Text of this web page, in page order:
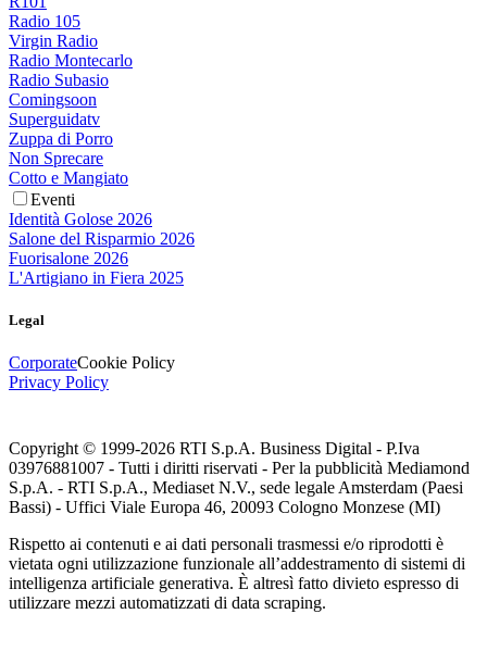
Radio 105
Virgin Radio
Radio Montecarlo
Radio Subasio
Comingsoon
Superguidatv
Zuppa di Porro
Non Sprecare
Cotto e Mangiato
Eventi
Identità Golose 2026
Salone del Risparmio 2026
Fuorisalone 2026
L'Artigiano in Fiera 2025
Legal
CorporateCookie Policy
Privacy Policy
Copyright © 1999-2026 RTI S.p.A. Business Digital - P.Iva
03976881007 - Tutti i diritti riservati - Per la pubblicità Mediamond
S.p.A. - RTI S.p.A., Mediaset N.V., sede legale Amsterdam (Paesi
Bassi) - Uffici Viale Europa 46, 20093 Cologno Monzese (MI)
Rispetto ai contenuti e ai dati personali trasmessi e/o riprodotti è
vietata ogni utilizzazione funzionale all’addestramento di sistemi di
intelligenza artificiale generativa. È altresì fatto divieto espresso di
utilizzare mezzi automatizzati di data scraping.